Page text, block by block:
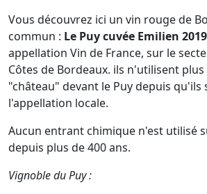
Vous découvrez ici un vin rouge de
commun : Le Puy cuvée Emilien 2019
appellation Vin de France, sur le
Côtes de Bordeaux. ils n'utilisent
"château" devant le Puy depuis qu'ils
l'appellation locale.
Aucun entrant chimique n'est utilisé
depuis plus de 400 ans.
Vignoble du Puy :